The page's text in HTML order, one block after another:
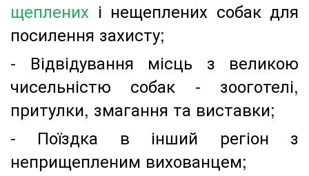
щеплених і нещеплених собак для
посилення захисту;
- Відвідування місць з великою
чисельністю собак - зооготелі,
притулки, змагання та виставки;
- Поїздка в інший регіон з
неприщепленим вихованцем;